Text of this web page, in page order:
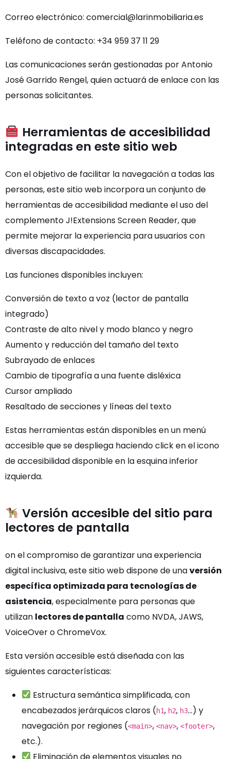
Correo electrónico: comercial@larinmobiliaria.es
Teléfono de contacto: +34 959 37 11 29
Las comunicaciones serán gestionadas por Antonio
José Garrido Rengel, quien actuará de enlace con las
personas solicitantes.
Herramientas de accesibilidad
integradas en este sitio web
Con el objetivo de facilitar la navegación a todas las
personas, este sitio web incorpora un conjunto de
herramientas de accesibilidad mediante el uso del
complemento J!Extensions Screen Reader, que
permite mejorar la experiencia para usuarios con
diversas discapacidades.
Las funciones disponibles incluyen:
Conversión de texto a voz (lector de pantalla
integrado)
Contraste de alto nivel y modo blanco y negro
Aumento y reducción del tamaño del texto
Subrayado de enlaces
Cambio de tipografía a una fuente disléxica
Cursor ampliado
Resaltado de secciones y líneas del texto
Estas herramientas están disponibles en un menú
accesible que se despliega haciendo click en el icono
de accesibilidad disponible en la esquina inferior
izquierda.
Versión accesible del sitio para
lectores de pantalla
on el compromiso de garantizar una experiencia
digital inclusiva, este sitio web dispone de unaversión
específica optimizada para tecnologías de
asistencia, especialmente para personas que
utilizan lectores de pantalla como NVDA, JAWS,
VoiceOver o ChromeVox.
Esta versión accesible está diseñada con las
siguientes características:
Estructura semántica simplificada, con
encabezados jerárquicos claros (h1, h2, h3…) y
navegación por regiones (<main>, <nav>, <footer>,
etc.).
Eliminación de elementos visuales no